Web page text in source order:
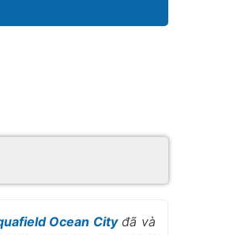
Ocean Cityđã và